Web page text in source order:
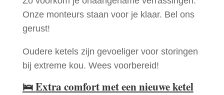
Onze monteurs staan voor je klaar. Bel ons
gerust!
Oudere ketels zijn gevoeliger voor storingen
bij extreme kou. Wees voorbereid!
🛌Extra comfort met een nieuwe ketel